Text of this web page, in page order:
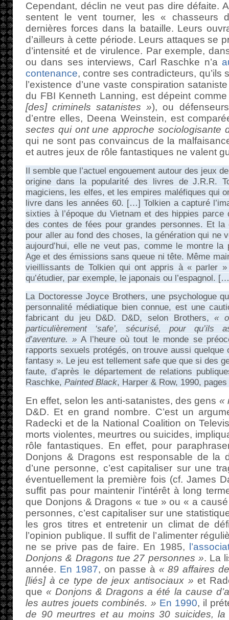
Cependant, déclin ne veut pas dire défaite.
sentent le vent tourner, les « chasseurs
dernières forces dans la bataille. Leurs
d’ailleurs à cette période. Leurs attaques se
d’intensité et de virulence. Par exemple,
ou dans ses interviews, Carl Raschke n’a
contenance, contre ses contradicteurs, qu’ils
l’existence d’une vaste conspiration sataniste
du FBI Kenneth Lanning, est dépeint
[des] criminels satanistes »), ou
d’entre elles, Deena Weinstein, est
sectes qui ont une approche sociologisante
qui ne sont pas convaincus de la
et autres jeux de rôle fantastiques ne valent
Il semble que l’actuel engouement autour des jeux
origine dans la popularité des livres de J.R.R.
magiciens, les elfes, et les empires maléfiques qui
livre dans les années 60. […] Tolkien a capturé
sixties à l’époque du Vietnam et des hippies parce
des contes de fées pour grandes personnes. Et
pour aller au fond des choses, la génération qui ne
aujourd’hui, elle ne veut pas, comme le montre la
Age et des émissions sans queue ni tête. Même
vieillissants de Tolkien qui ont appris à « parler
qu’étudier, par exemple, le japonais ou l’espagnol.
La Doctoresse Joyce Brothers, une psychologue
personnalité médiatique bien connue, est une
fabricant du jeu D&D. D&D, selon Brothers,«
particulièrement ‘safe’, sécurisé, pour qu’ils
d’aventure. » A l’heure où tout le monde se
rapports sexuels protégés, on trouve aussi quelque
fantasy ». Le jeu est tellement safe que que si des
faute, d’après le département de relations
Raschke, Painted Black, Harper & Row, 1990,
En effet, selon les anti-satanistes, des gens «
D&D. Et en grand nombre. C’est un
Radecki et de la National Coalition on
morts violentes, meurtres ou suicides,
rôle fantastiques. En effet, pour
Donjons & Dragons est responsable de la
d’une personne, c’est capitaliser sur une
éventuellement la première fois (cf. James
suffit pas pour maintenir l’intérêt à long
que Donjons & Dragons « tue » ou « a
personnes, c’est capitaliser sur une
les gros titres et entretenir un climat de
l’opinion publique. Il suffit de l’alimenter
ne se prive pas de faire. En 1985,
Donjons & Dragons tue 27 personnes ». La
année. En 1987, on passe à « 89 affaires
[liés] à ce type de jeux antisociaux » et
que« Donjons & Dragons a été la cause
les autres jouets combinés. » En 1990, il
de 90 meurtres et au moins 30 suicides, la